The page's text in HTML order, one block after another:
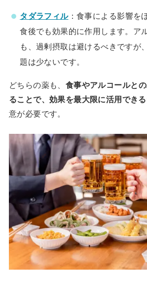
タダラフィル：食事による影響を
食後でも効果的に作用します。ア
も、過剰摂取は避けるべきですが
題は少ないです。
どちらの薬も、 食事やアルコールと
ることで、効果を最大限に活用できる
意が必要です。